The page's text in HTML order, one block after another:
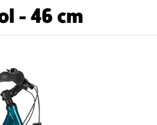
- 46 cm